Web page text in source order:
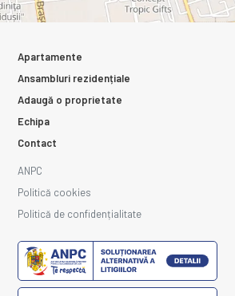
Apartamente
Ansambluri rezidențiale
Adaugă o proprietate
Echipa
Contact
ANPC
Politică cookies
Politică de confidențialitate